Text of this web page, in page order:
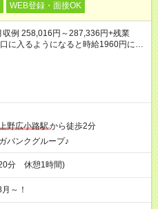
WEB登録・面接OK
例 258,016円～287,336円+残業
に入るようになると時給1960円に
野広小路駅から徒歩2分
ンクグループ♪
分 休憩1時間)
～！